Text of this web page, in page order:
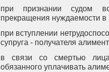
при признании судом
прекращения нуждаемости
при вступлении
супруга - получателя
в связи со смертью
обязанного уплачивать